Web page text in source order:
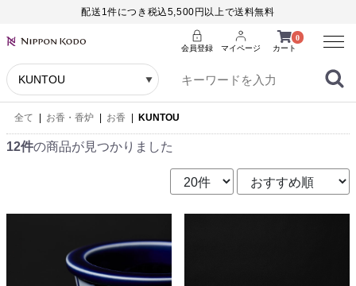
配送1件につき税込5,500円以上で送料無料
0
カート
会員登録 マイページ
Menu
全て お香・香炉 お香 KUNTOU
12件の商品が見つかりました